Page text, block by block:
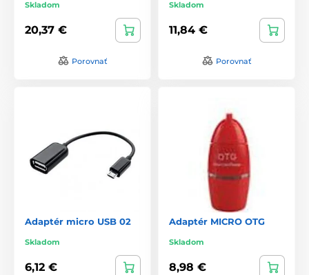
Skladom
20,37 €
Porovnať
Skladom
11,84 €
Porovnať
Adaptér micro USB 02
Skladom
6,12 €
Adaptér MICRO OTG
Skladom
8,98 €